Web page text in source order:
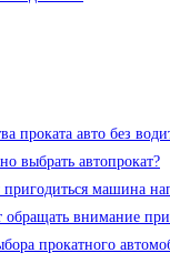
проката авто без
выбрать автопрокат?
машина
обращать внимание
прокатного